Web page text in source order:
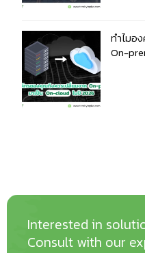
ทำไมอ
On-
Interested in
Consult with our